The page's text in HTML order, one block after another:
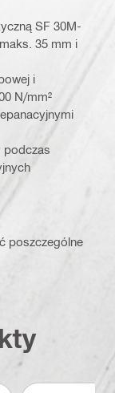
SF 30M-
35 mm i
i
N/mm²
podczas
poszczególne